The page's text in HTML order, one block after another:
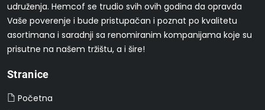
udruženja. Hemcof se trudio svih ovih godina da opravda
Vaše poverenje i bude pristupačan i poznat po kvalitetu
asortimana i saradnji sa renomiranim kompanijama koje su
prisutne na našem tržištu, a i šire!
Stranice
Početna